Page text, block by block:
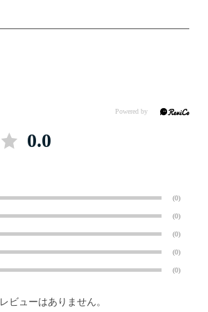
0.0
(0)
(0)
(0)
(0)
(0)
レビューはありません。